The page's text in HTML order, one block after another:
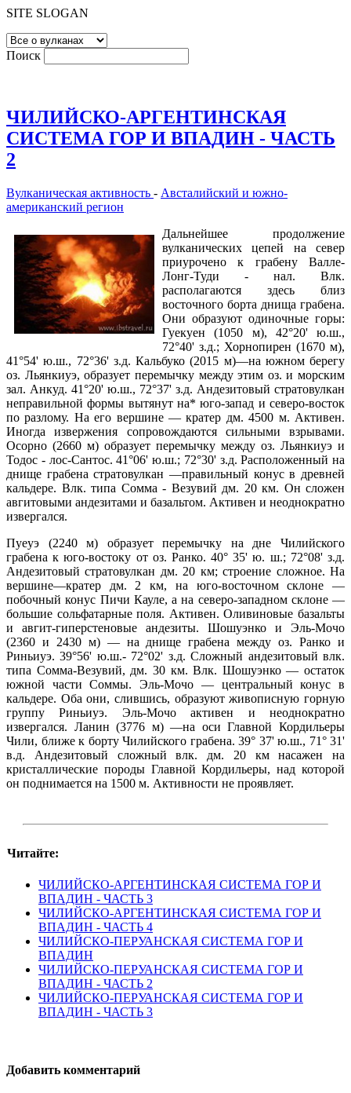
SITE SLOGAN
Поиск
ЧИЛИЙСКО-АРГЕНТИНСКАЯ
СИСТЕМА ГОР И ВПАДИН - ЧАСТЬ
2
Вулканическая активность - Австалийский и южно-
американский регион
Дальнейшее продолжение
вулканических цепей на север
приурочено к грабену Валле-
Лонг-Туди - нал. Влк.
располагаются здесь близ
восточного борта днища грабена.
Они образуют одиночные горы:
Гуекуен (1050 м), 42°20' ю.ш.,
72°40' з.д.; Хорнопирен (1670 м),
41°54' ю.ш., 72°36' з.д. Кальбуко (2015 м)—на южном берегу
оз. Льянкиуэ, образует перемычку между этим оз. и морским
зал. Анкуд. 41°20' ю.ш., 72°37' з.д. Андезитовый стратовулкан
неправильной формы вытянут на* юго-запад и северо-восток
по разлому. На его вершине — кратер дм. 4500 м. Активен.
Иногда извержения сопровождаются сильными взрывами.
Осорно (2660 м) образует перемычку между оз. Льянкиуэ и
Тодос - лос-Сантос. 41°06' ю.ш.; 72°30' з.д. Расположенный на
днище грабена стратовулкан —правильный конус в древней
кальдере. Влк. типа Сомма - Везувий дм. 20 км. Он сложен
авгитовыми андезитами и базальтом. Активен и неоднократно
извергался.
Пуеуэ (2240 м) образует перемычку на дне Чилийского
грабена к юго-востоку от оз. Ранко. 40° 35' ю. ш.; 72°08' з.д.
Андезитовый стратовулкан дм. 20 км; строение сложное. На
вершине—кратер дм. 2 км, на юго-восточном склоне —
побочный конус Пичи Кауле, а на северо-западном склоне —
большие сольфатарные поля. Активен. Оливиновые базальты
и авгит-гиперстеновые андезиты. Шошуэнко и Эль-Мочо
(2360 и 2430 м) — на днище грабена между оз. Ранко и
Риньиуэ. 39°56' ю.ш.- 72°02' з.д. Сложный андезитовый влк.
типа Сомма-Везувий, дм. 30 км. Влк. Шошуэнко — остаток
южной части Соммы. Эль-Мочо — центральный конус в
кальдере. Оба они, слившись, образуют живописную горную
группу Риньиуэ. Эль-Мочо активен и неоднократно
извергался. Ланин (3776 м) —на оси Главной Кордильеры
Чили, ближе к борту Чилийского грабена. 39° 37' ю.ш., 71° 31'
в.д. Андезитовый сложный влк. дм. 20 км насажен на
кристаллические породы Главной Кордильеры, над которой
он поднимается на 1500 м. Активности не проявляет.
Читайте:
ЧИЛИЙСКО-АРГЕНТИНСКАЯ СИСТЕМА ГОР И
ВПАДИН - ЧАСТЬ 3
ЧИЛИЙСКО-АРГЕНТИНСКАЯ СИСТЕМА ГОР И
ВПАДИН - ЧАСТЬ 4
ЧИЛИЙСКО-ПЕРУАНСКАЯ СИСТЕМА ГОР И
ВПАДИН
ЧИЛИЙСКО-ПЕРУАНСКАЯ СИСТЕМА ГОР И
ВПАДИН - ЧАСТЬ 2
ЧИЛИЙСКО-ПЕРУАНСКАЯ СИСТЕМА ГОР И
ВПАДИН - ЧАСТЬ 3
Добавить комментарий